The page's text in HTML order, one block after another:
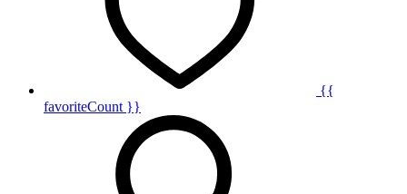
{{
favoriteCount }}